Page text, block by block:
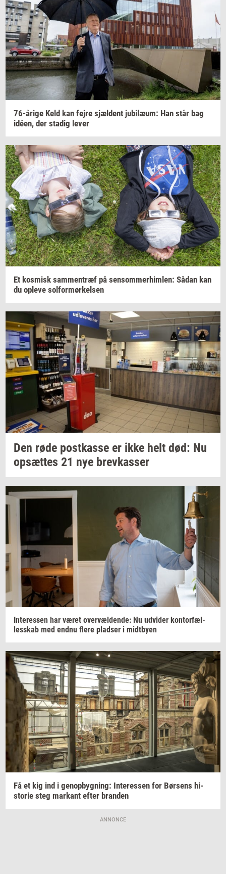
76-​årige Keld kan fejre sjæl­dent ju­bilæum: Han står bag
idéen, der sta­dig lever
Et kos­misk sam­men­træf på sen­som­mer­him­len: Sådan kan
du op­le­ve sol­for­mør­kel­sen
Den røde po­st­kas­se er ikke helt død: Nu
op­sæt­tes 21 nye brev­kas­ser
In­ter­es­sen har været over­væl­den­de: Nu ud­vi­der kon­tor­fæl­
les­skab med endnu flere plad­ser i midt­by­en
Få et kig ind i genop­byg­ning: In­ter­es­sen for Bør­sens hi­
sto­rie steg mar­kant efter bran­den
ANNONCE